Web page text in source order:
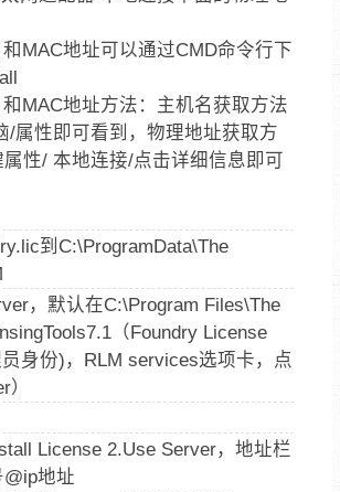
MAC地址可以通过CMD命令行下
MAC地址方法：主机名获取方法
/属性即可看到，物理地址获取方
性/ 本地连接/点击详细信息即可
到C:\ProgramData\The
，默认在C:\Program Files\The
（Foundry License
身份)，RLM services选项卡，点
License 2.Use Server，地址栏
地址